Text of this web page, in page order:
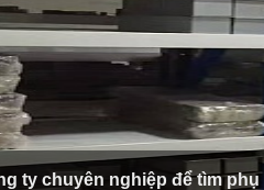
ty chuyên nghiệp để tìm